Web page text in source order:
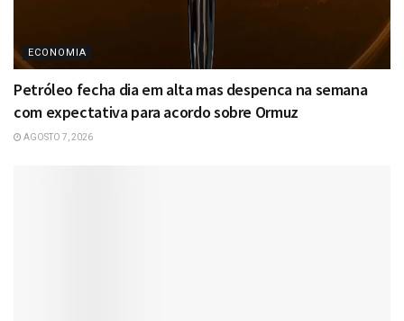
ECONOMIA
Petróleo fecha dia em alta mas despenca na semana
com expectativa para acordo sobre Ormuz
AGOSTO 7, 2026